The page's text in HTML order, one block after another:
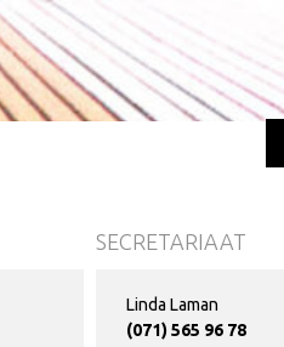
SECRETARIAAT
Linda Laman
(071) 565 96 78